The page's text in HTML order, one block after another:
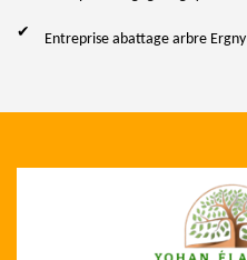
Entreprise abattage arbre Ergny